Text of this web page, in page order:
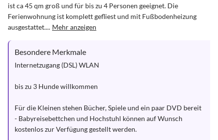
ist ca 45 qm groß und für bis zu 4 Personen geeignet. Die
Ferienwohnung ist komplett gefliest und mit Fußbodenheizung
ausgestattet.... Mehr anzeigen
Besondere Merkmale
Internetzugang (DSL) WLAN
bis zu 3 Hunde willkommen
Für die Kleinen stehen Bücher, Spiele und ein paar DVD bereit
- Babyreisebettchen und Hochstuhl können auf Wunsch
kostenlos zur Verfügung gestellt werden.